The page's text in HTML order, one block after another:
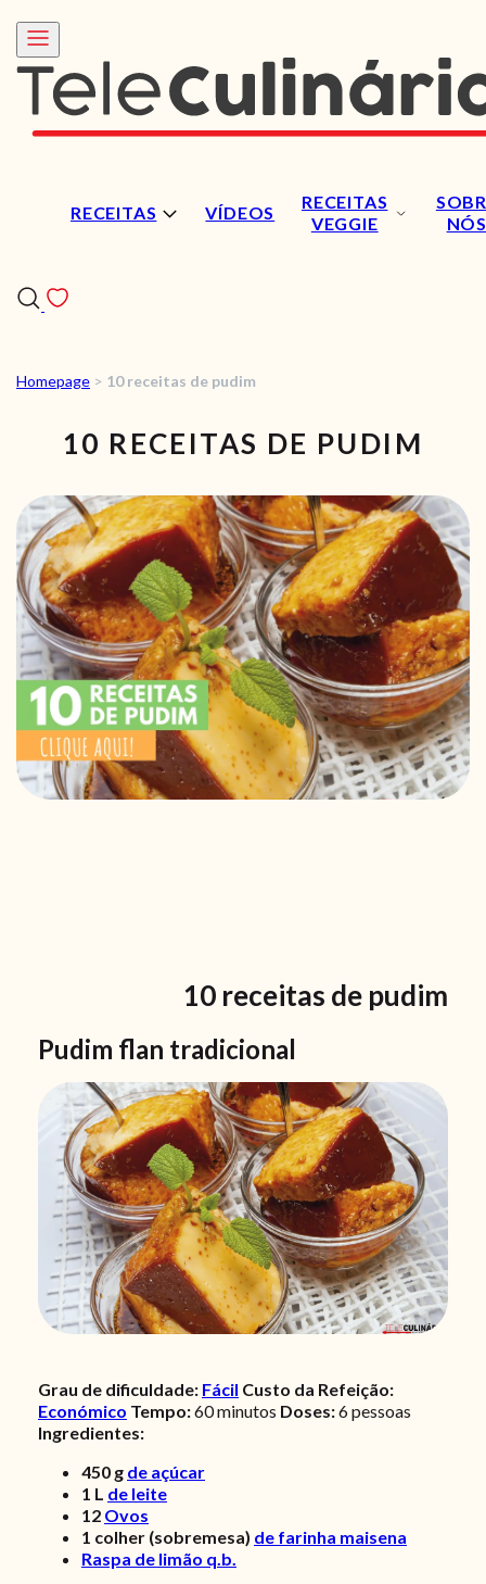
RECEITAS VÍDEOS
RECEITAS
VEGGIE
NÓS
RECEITAS
VÍDEOS
RECEITAS VEGGIE
SOBRE NÓS
LOJA ONLINE
BLOG
Homepage > 10 receitas de pudim
10 RECEITAS DE PUDIM
10 receitas de pudim
Pudim flan tradicional
Grau de dificuldade: Fácil Custo da Refeição:
Económico Tempo:60minutos Doses:6 pessoas
Ingredientes:
450 g de açúcar
1 L de leite
12 Ovos
1 colher (sobremesa) de farinha maisena
Raspa de limão q.b.